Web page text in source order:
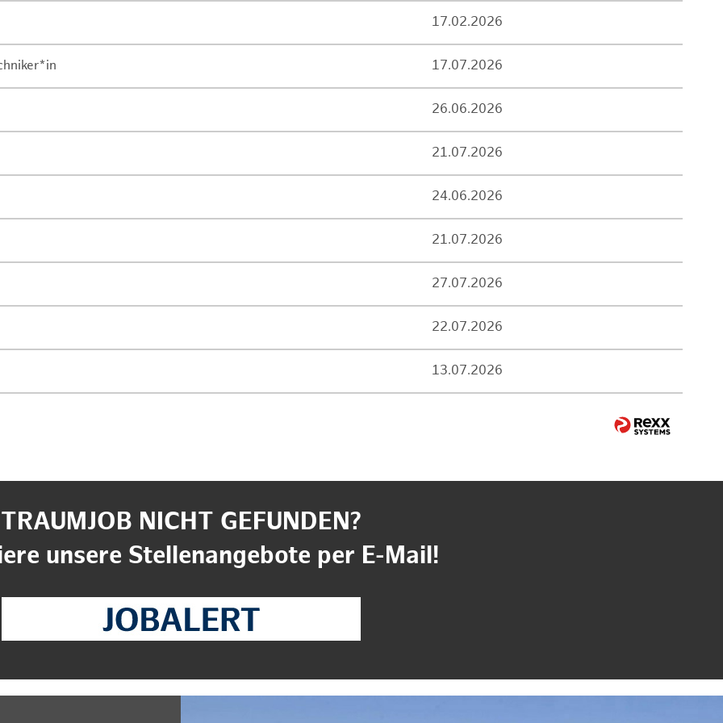
17.02.2026
17.07.2026
26.06.2026
21.07.2026
24.06.2026
21.07.2026
27.07.2026
22.07.2026
13.07.2026
TRAUMJOB NICHT GEFUNDEN?
unsere Stellenangebote per E-Mail!